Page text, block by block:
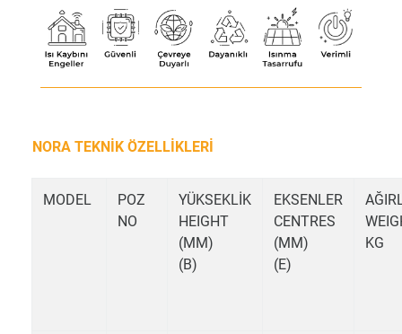
NORA TEKNİK ÖZELLİKLERİ
MODEL
POZ
NO
YÜKSEKLİK
HEIGHT
(MM)
(B)
EKSENLER
CENTRES
(MM)
(E)
KG